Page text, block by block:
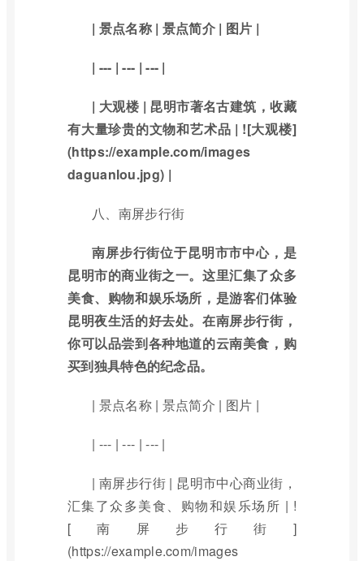
| 景点名称 | 景点简介 | 图片 |
| --- | --- | --- |
| 大观楼 | 昆明市著名古建筑，收藏
有大量珍贵的文物和艺术品 | ![大观楼]
(https://example.com/images
daguanlou.jpg) |
八、南屏步行街
南屏步行街位于昆明市市中心，是
昆明市的商业街之一。这里汇集了众多
美食、购物和娱乐场所，是游客们体验
昆明夜生活的好去处。在南屏步行街，
你可以品尝到各种地道的云南美食，购
买到独具特色的纪念品。
| 景点名称 | 景点简介 | 图片 |
| --- | --- | --- |
| 南屏步行街 | 昆明市中心商业街，
汇集了众多美食、购物和娱乐场所 | !
[南屏步行街]
(https://example.com/images